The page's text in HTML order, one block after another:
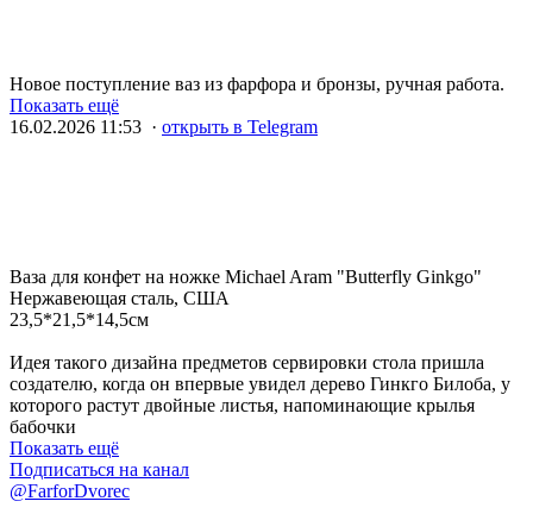
Новое поступление ваз из фарфора и бронзы, ручная работа.
Показать ещё
16.02.2026 11:53 · открыть в Telegram
Ваза для конфет на ножке Michael Aram "Butterfly Ginkgo"
Нержавеющая сталь, США
23,5*21,5*14,5см
Идея такого дизайна предметов сервировки стола пришла
создателю, когда он впервые увидел дерево Гинкго Билоба, у
которого растут двойные листья, напоминающие крылья
бабочки
Показать ещё
Подписаться на канал
@FarforDvorec